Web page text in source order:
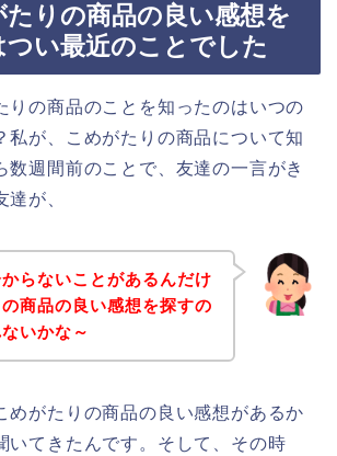
りの商品の良い感想を
い最近のことでした
りの商品のことを知ったのはいつの
私が、こめがたりの商品について知
数週間前のことで、友達の一言がき
達が、
らないことがあるんだけ
商品の良い感想を探すの
いかな～
めがたりの商品の良い感想があるか
いてきたんです。そして、その時